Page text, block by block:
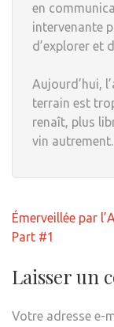
en
intervenante
d’explorer et
Aujourd’hui,
terrain est
renaît, plus
vin autrement.
Navigation
de
Émerveillée par
Part #1
Laisser un
Votre adresse e-